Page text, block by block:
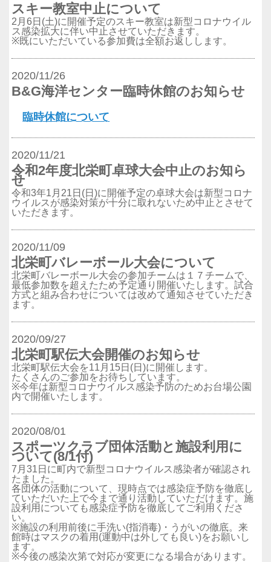
スキー教室中止について
2月6日(土)に開催予定のスキー教室は新型コロナウイル
ス感染拡大に伴い中止させていただきます。
※既にいただいている参加費は全額お返しします。
2020/11/26
B&G海洋センター臨時休館のお知らせ
臨時休館について
2020/11/21
令和2年度北栄町卓球大会中止のお知ら
せ
令和3年1月21日(日)に開催予定の卓球大会は新型コロナ
ウイルスが感染対策が十分に取れないため中止とさせて
いただきます。
2020/11/09
北栄町バレーボール大会について
北栄町バレーボール大会の参加チームは１７チームで、
最低参加数を超えたため予定通り開催いたします。試合
方式と組み合わせについては改めて通知させていただき
ます。
2020/09/27
北栄町駅伝大会開催のお知らせ
北栄町駅伝大会を11月15日(日)に開催します。
たくさんのご参加をお待ちしています。
※今年は新型コロナウイルス感染予防のためお台場公園
内で開催いたします。
2020/08/01
スポーツクラブ団体活動と施設利用に
ついて(8/1付)
7月31日に町内で新型コロナウイルス感染者が確認され
たました。
各団体の活動について、現時点では感染症予防を徹底し
ていただいた上で今まで通り活動していただけます。施
設利用についても感染症予防を徹底してご利用くださ
い。
※施設の利用前後に手洗い(指消毒)・うがいの徹底。来
館時はマスクの着用(運動中は外しても良い)をお願いし
ます。
※今後の感染次第で対応が変更になる場合があります。